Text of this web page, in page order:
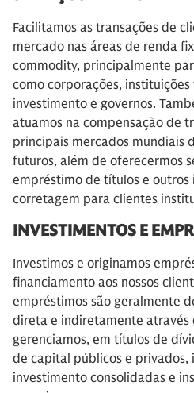
Facilitamos as transações de
mercado nas áreas de renda
commodity, principalmente
como corporações,
investimento e governos.
atuamos na compensação de
principais mercados mundiais
futuros, além de oferecermos
empréstimo de títulos e outros
corretagem para clientes
INVESTIMENTOS E
Investimos e originamos
financiamento aos nossos
empréstimos são geralmente
direta e indiretamente através
gerenciamos, em títulos de
de capital públicos e privados,
investimento consolidadas e